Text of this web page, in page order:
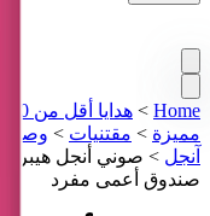
Home
> هدايا أقل من 1000 درهم
مميزة > مقتنيات > وصل
آنجل > صوني أنجل هيبر
صندوق أعمى مفرد